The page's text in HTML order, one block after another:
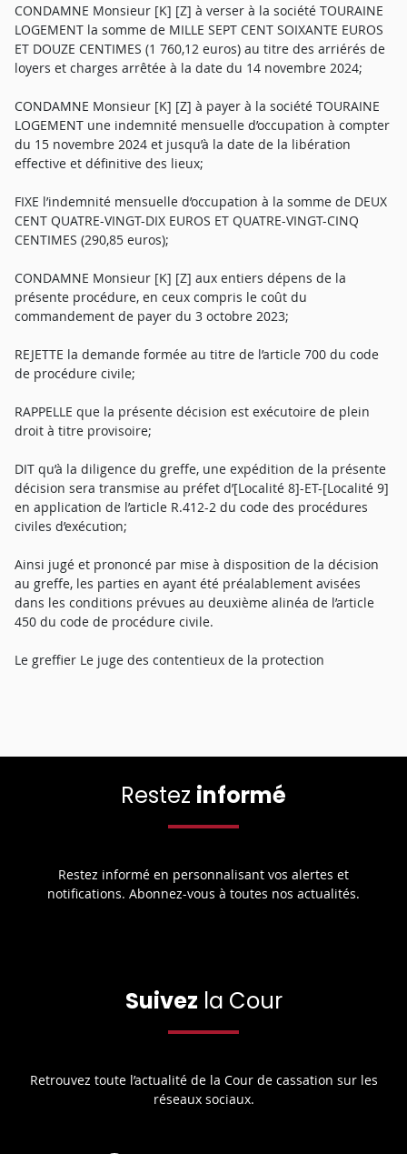
CONDAMNE Monsieur [K] [Z] à verser à la société TOURAINE
LOGEMENT la somme de MILLE SEPT CENT SOIXANTE EUROS
ET DOUZE CENTIMES (1 760,12 euros) au titre des arriérés de
loyers et charges arrêtée à la date du 14 novembre 2024;
CONDAMNE Monsieur [K] [Z] à payer à la société TOURAINE
LOGEMENT une indemnité mensuelle d’occupation à compter
du 15 novembre 2024 et jusqu’à la date de la libération
effective et définitive des lieux;
FIXE l’indemnité mensuelle d’occupation à la somme de DEUX
CENT QUATRE-VINGT-DIX EUROS ET QUATRE-VINGT-CINQ
CENTIMES (290,85 euros);
CONDAMNE Monsieur [K] [Z] aux entiers dépens de la
présente procédure, en ceux compris le coût du
commandement de payer du 3 octobre 2023;
REJETTE la demande formée au titre de l’article 700 du code
de procédure civile;
RAPPELLE que la présente décision est exécutoire de plein
droit à titre provisoire;
DIT qu’à la diligence du greffe, une expédition de la présente
décision sera transmise au préfet d’[Localité 8]-ET-[Localité 9]
en application de l’article R.412-2 du code des procédures
civiles d’exécution;
Ainsi jugé et prononcé par mise à disposition de la décision
au greffe, les parties en ayant été préalablement avisées
dans les conditions prévues au deuxième alinéa de l’article
450 du code de procédure civile.
Le greffier Le juge des contentieux de la protection
Restez informé
Restez informé en personnalisant vos alertes et
notifications. Abonnez-vous à toutes nos actualités.
Suivez la Cour
Retrouvez toute l’actualité de la Cour de cassation sur les
réseaux sociaux.